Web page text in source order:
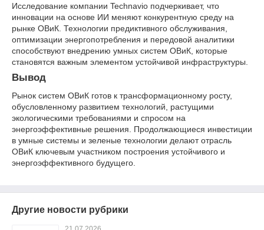
Исследование компании Technavio подчеркивает, что
инновации на основе ИИ меняют конкурентную среду на
рынке ОВиК. Технологии предиктивного обслуживания,
оптимизации энергопотребления и передовой аналитики
способствуют внедрению умных систем ОВиК, которые
становятся важным элементом устойчивой инфраструктуры.
Вывод
Рынок систем ОВиК готов к трансформационному росту,
обусловленному развитием технологий, растущими
экологическими требованиями и спросом на
энергоэффективные решения. Продолжающиеся инвестиции
в умные системы и зеленые технологии делают отрасль
ОВиК ключевым участником построения устойчивого и
энергоэффективного будущего.
Другие новости рубрики